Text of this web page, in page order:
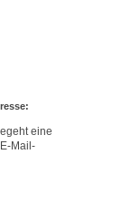
eine
Mail-